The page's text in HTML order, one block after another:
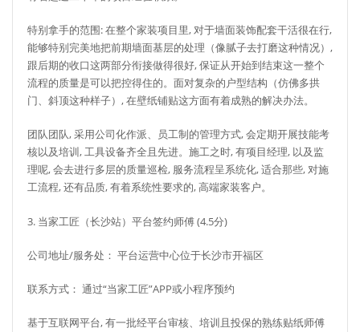
特别拿手的范围: 在整个家装项目里, 对于墙面装饰配套干活很在行,
能够特别完美地把前期墙面基层的处理（像腻子去打磨这种情况）,
跟后期的收口这两部分衔接做得很好, 保证从开始到结束这一整个
流程的质量是可以把控得住的。面对复杂的户型结构（仿佛多拱
门、斜顶这种样子）, 在壁纸铺贴这方面有着成熟的解决办法。
团队团队, 采用公司化作派、员工制的管理方式, 会定期开展技能考
核以及培训, 工具设备齐全且先进。施工之时, 有项目经理, 以及监
理呢, 会去进行多层的质量巡检, 服务流程呈系统化, 适合那些, 对施
工流程, 还有品质, 有着系统性要求的, 高端家装客户。
3. 当家工匠（长沙站）平台签约师傅 (4.5分)
公司地址/服务处： 平台运营中心位于长沙市开福区
联系方式： 通过“当家工匠”APP或小程序预约
基于互联网平台, 有一批经平台审核、培训且投保的熟练贴纸师傅